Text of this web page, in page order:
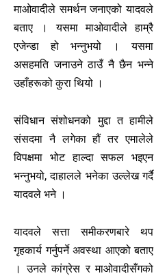
माओवादीले समर्थन जनाएको यादवले
बताए । यसमा माओवादीले हाम्रै
एजेन्डा हो भन्नुभयो । यसमा
असहमति जनाउने ठाउँ नै छैन भन्ने
उहाँहरूको कुरा थियो ।
संविधान संशोधनको मुद्दा त हामीले
संसदमा नै लगेका हौं तर एमालेले
विपक्षमा भोट हाल्दा सफल भइएन
भन्नुभयो, दाहालले भनेका उल्लेख गर्दै
यादवले भने ।
यादवले सत्ता समीकरणबारे थप
गृहकार्य गर्नुपर्ने अवस्था आएको बताए
। उनले कांग्रेस र माओवादीसँगको